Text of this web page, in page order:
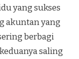
yang sukses
akuntan yang
berbagi
saling